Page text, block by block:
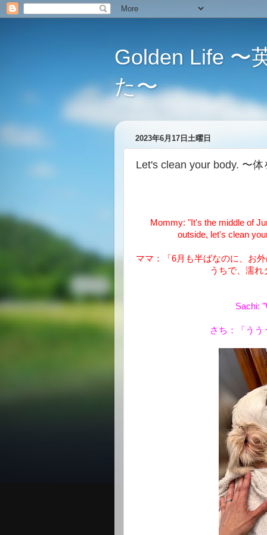
Golden Life 〜
た〜
2023年6月17日土曜日
Let's clean your body. 〜
Mommy: "It's the middle of
outside, let's clean
ママ：「6月も半ばなのに、お
うちで、濡れ
Sachi:
さち：「うう